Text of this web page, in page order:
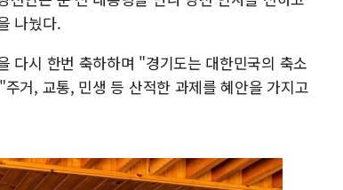
나눴다.
다시 한번 축하하며 "경기도는 대한민국의 축소
거, 교통, 민생 등 산적한 과제를 혜안을 가지고